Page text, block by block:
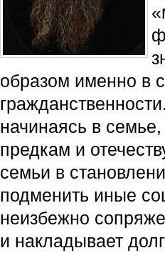
образом именно в
начинаясь в
предкам и
семьи в
подменить иные
неизбежно
и накладывает